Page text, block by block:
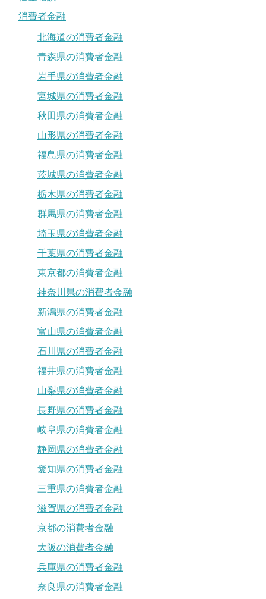
消費者金融
北海道の消費者金融
青森県の消費者金融
岩手県の消費者金融
宮城県の消費者金融
秋田県の消費者金融
山形県の消費者金融
福島県の消費者金融
茨城県の消費者金融
栃木県の消費者金融
群馬県の消費者金融
埼玉県の消費者金融
千葉県の消費者金融
東京都の消費者金融
神奈川県の消費者金融
新潟県の消費者金融
富山県の消費者金融
石川県の消費者金融
福井県の消費者金融
山梨県の消費者金融
長野県の消費者金融
岐阜県の消費者金融
静岡県の消費者金融
愛知県の消費者金融
三重県の消費者金融
滋賀県の消費者金融
京都の消費者金融
大阪の消費者金融
兵庫県の消費者金融
奈良県の消費者金融